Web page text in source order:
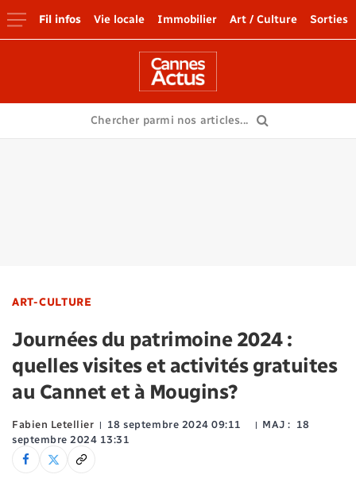
Fil infos Vie locale Immobilier Art / Culture Sorties
ART-CULTURE
Journées du patrimoine 2024 :
quelles visites et activités gratuites
au Cannet et à Mougins?
Fabien Letellier 18 septembre 2024 09:11 MAJ : 18
septembre 2024 13:31